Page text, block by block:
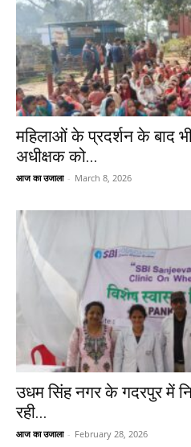
महिलाओं के प्रदर्शन के बाद
अधीक्षक को...
आज का उजाला - March 8, 2026
उधम सिंह नगर के गदरपुर में
रही...
आज का उजाला - February 28, 2026